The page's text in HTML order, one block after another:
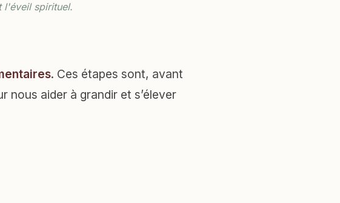
l'éveil spirituel.
. Ces étapes sont, avant
nous aider à grandir et s’élever